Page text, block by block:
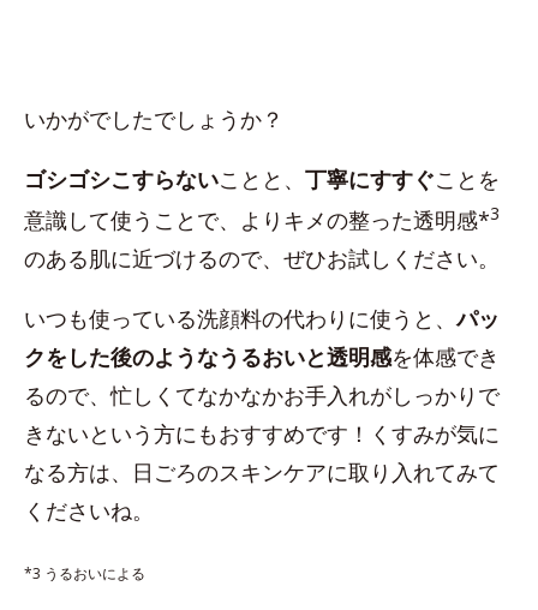
いかがでしたでしょうか？
ゴシゴシこすらないことと、 丁寧にすすぐことを
意識して使うことで、よりキメの整った透明感*3
のある肌に近づけるので、ぜひお試しください。
いつも使っている洗顔料の代わりに使うと、パッ
クをした後のようなうるおいと透明感を体感でき
るので、忙しくてなかなかお手入れがしっかりで
きないという方にもおすすめです！くすみが気に
なる方は、日ごろのスキンケアに取り入れてみて
くださいね。
*3 うるおいによる